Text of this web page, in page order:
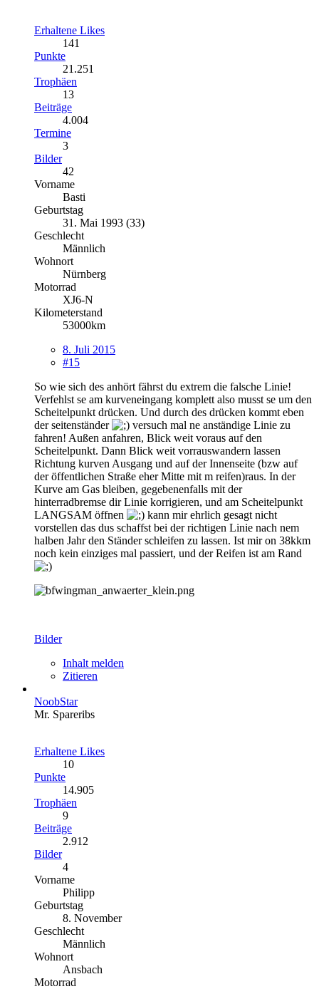
Erhaltene Likes
141
Punkte
21.251
Trophäen
13
Beiträge
4.004
Termine
3
Bilder
42
Vorname
Basti
Geburtstag
31. Mai 1993 (33)
Geschlecht
Männlich
Wohnort
Nürnberg
Motorrad
XJ6-N
Kilometerstand
53000km
8. Juli 2015
#15
So wie sich des anhört fährst du extrem die falsche Linie!
Verfehlst se am kurveneingang komplett also musst se um den
Scheitelpunkt drücken. Und durch des drücken kommt eben
der seitenständer
versuch mal ne anständige Linie zu
fahren! Außen anfahren, Blick weit voraus auf den
Scheitelpunkt. Dann Blick weit vorrauswandern lassen
Richtung kurven Ausgang und auf der Innenseite (bzw auf
der öffentlichen Straße eher Mitte mit m reifen)raus. In der
Kurve am Gas bleiben, gegebenenfalls mit der
hinterradbremse dir Linie korrigieren, und am Scheitelpunkt
LANGSAM öffnen
kann mir ehrlich gesagt nicht
vorstellen das dus schaffst bei der richtigen Linie nach nem
halben Jahr den Ständer schleifen zu lassen. Ist mir on 38kkm
noch kein einziges mal passiert, und der Reifen ist am Rand
Bilder
Inhalt melden
Zitieren
NoobStar
Mr. Spareribs
Erhaltene Likes
10
Punkte
14.905
Trophäen
9
Beiträge
2.912
Bilder
4
Vorname
Philipp
Geburtstag
8. November
Geschlecht
Männlich
Wohnort
Ansbach
Motorrad